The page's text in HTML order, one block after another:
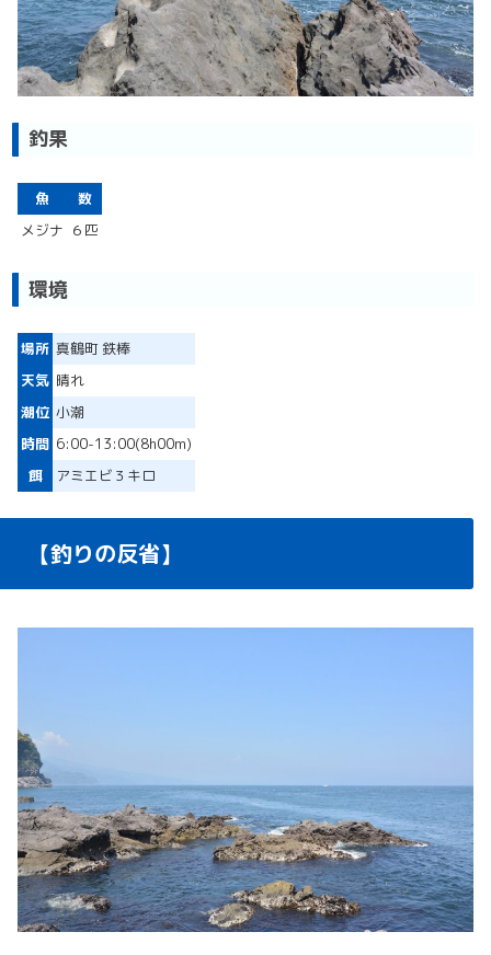
釣果
魚
数
メジナ ６匹
環境
場所 真鶴町 鉄棒
天気 晴れ
潮位 小潮
時間 6:00-13:00(8h00m)
餌
アミエビ３キロ
【釣りの反省】